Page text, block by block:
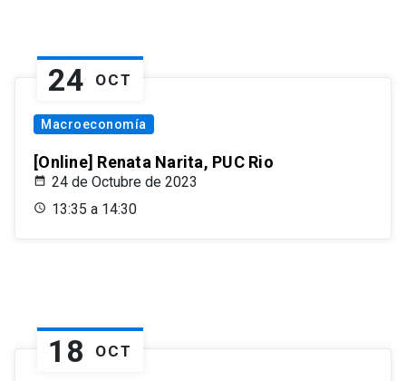
24 OCT
Macroeconomía
[Online] Renata Narita, PUC Rio
24 de Octubre de 2023
13:35 a 14:30
18 OCT